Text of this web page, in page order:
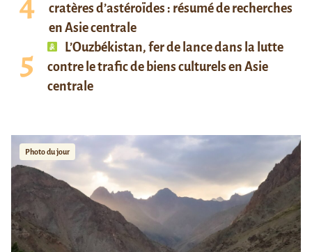
cratères d’astéroïdes : résumé de recherches
en Asie centrale
L’Ouzbékistan, fer de lance dans la lutte
contre le trafic de biens culturels en Asie
centrale
Photo du jour